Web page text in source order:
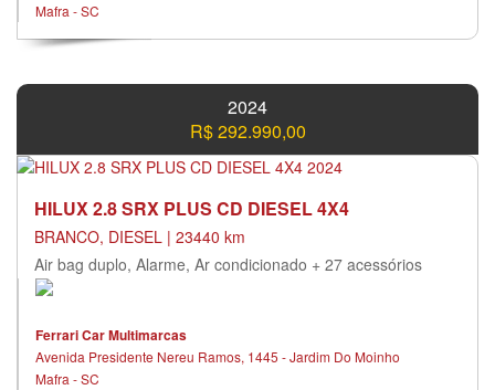
Mafra - SC
2024
R$ 292.990,00
HILUX 2.8 SRX PLUS CD DIESEL 4X4
BRANCO, DIESEL | 23440 km
Air bag duplo, Alarme, Ar condicionado + 27 acessórios
Ferrari Car Multimarcas
Avenida Presidente Nereu Ramos, 1445 - Jardim Do Moinho
Mafra - SC